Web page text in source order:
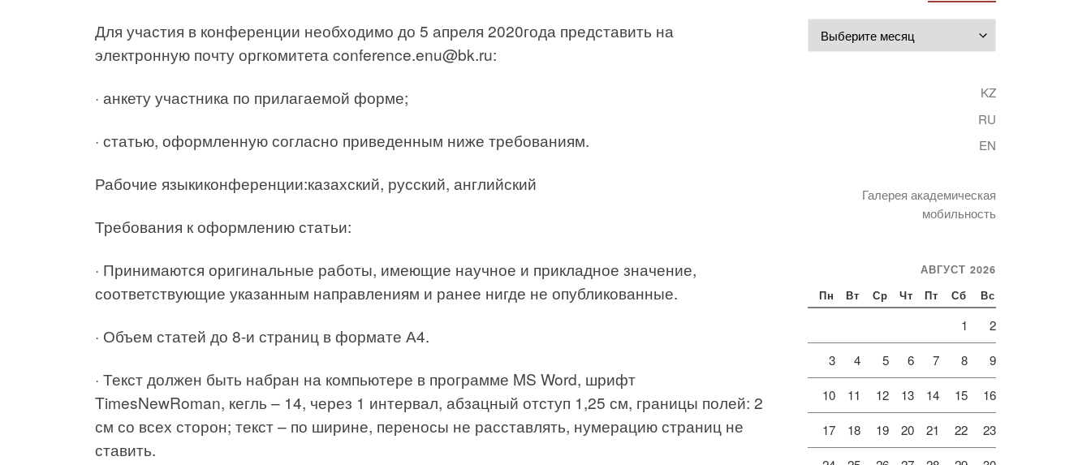
Для участия в конференции необходимо до 5 апреля 2020года представить на
электронную почту оргкомитета conference.enu@bk.ru:
· анкету участника по прилагаемой форме;
· статью, оформленную согласно приведенным ниже требованиям.
Рабочие языкиконференции:казахский, русский, английский
Требования к оформлению статьи:
· Принимаются оригинальные работы, имеющие научное и прикладное значение,
соответствующие указанным направлениям и ранее нигде не опубликованные.
· Объем статей до 8-и страниц в формате А4.
· Текст должен быть набран на компьютере в программе MS Word, шрифт
TimesNewRoman, кегль – 14, через 1 интервал, абзацный отступ 1,25 см, границы полей: 2
см со всех сторон; текст – по ширине, переносы не расставлять, нумерацию страниц не
ставить.
KZ
RU
EN
Галерея академическая
мобильность
АВГУСТ 2026
Пн Вт Ср Чт Пт Сб Вс
1 2
3 4 5 6 7 8 9
10 11 12 13 14 15 16
17 18 19 20 21 22 23